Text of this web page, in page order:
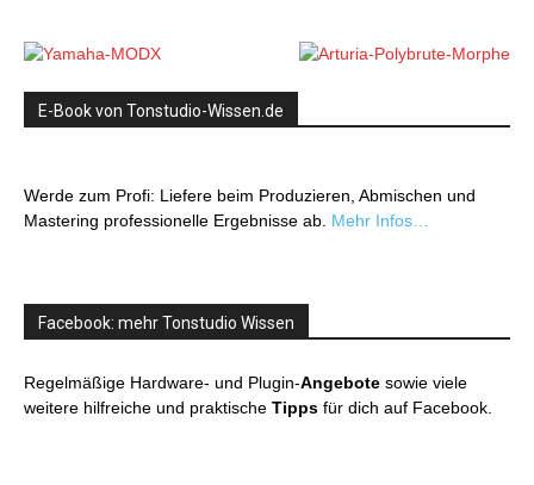
E-Book von Tonstudio-Wissen.de
Werde zum Profi: Liefere beim Produzieren, Abmischen und
Mastering professionelle Ergebnisse ab. Mehr Infos…
Facebook: mehr Tonstudio Wissen
Regelmäßige Hardware- und Plugin-Angebote sowie viele
weitere hilfreiche und praktische Tipps für dich auf Facebook.